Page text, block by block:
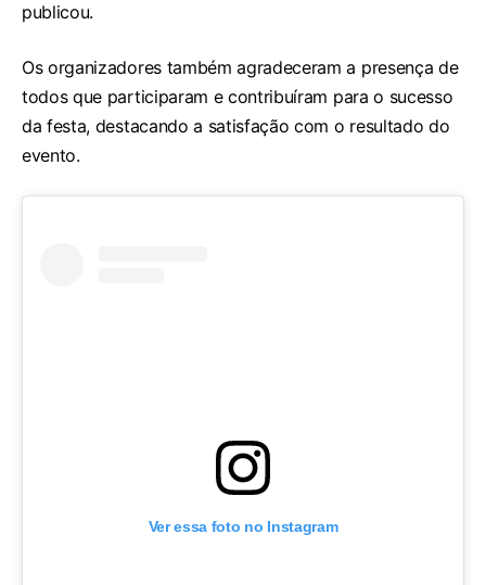
publicou.
Os organizadores também agradeceram a presença de
todos que participaram e contribuíram para o sucesso
da festa, destacando a satisfação com o resultado do
evento.
Ver essa foto no Instagram